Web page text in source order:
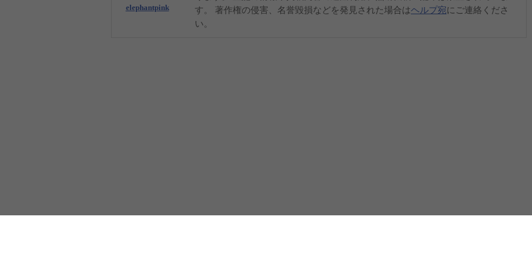
elephantpink
す。 著作権の侵害、名誉毀損などを発見された場合はヘルプ宛にご連絡くださ
い。